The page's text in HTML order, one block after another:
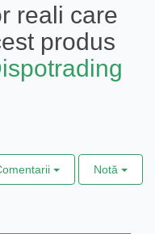
reali care
produs
Notă